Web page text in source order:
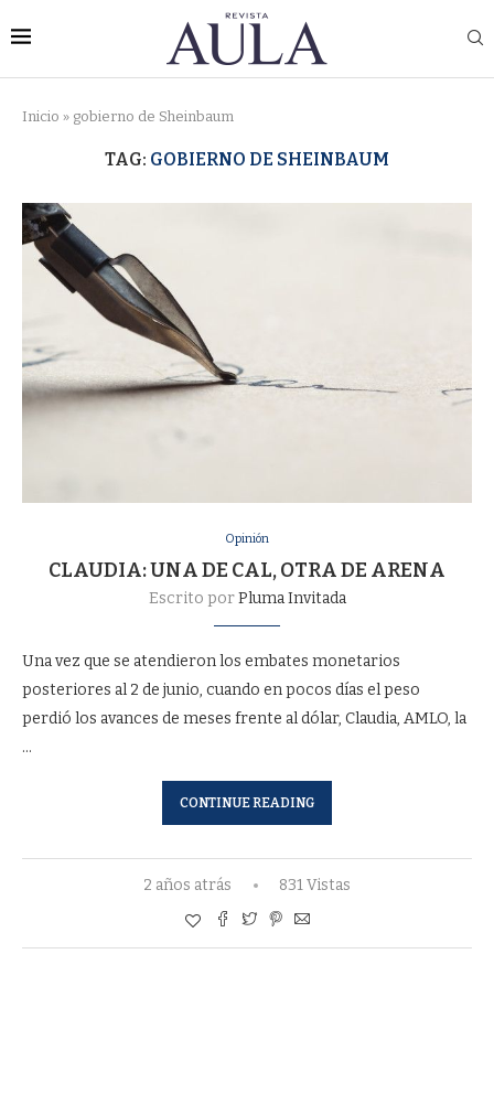
Inicio » gobierno de Sheinbaum
TAG: GOBIERNO DE SHEINBAUM
Opinión
CLAUDIA: UNA DE CAL, OTRA DE ARENA
Escrito porPluma Invitada
Una vez que se atendieron los embates monetarios
posteriores al 2 de junio, cuando en pocos días el peso
perdió los avances de meses frente al dólar, Claudia, AMLO, la
…
CONTINUE READING
2 años atrás 831 Vistas